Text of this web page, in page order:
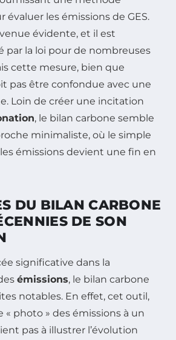
évaluer les émissions de GES.
évidente, et il est
par la loi pour de nombreuses
cette mesure, bien que
pas être confondue avec une
Loin de créer une incitation
, le bilan carbone semble
minimaliste, où le simple
émissions devient une fin en
DU BILAN CARBONE
DE SON
significative dans la
émissions, le bilan carbone
notables. En effet, cet outil,
photo » des émissions à un
pas à illustrer l’évolution